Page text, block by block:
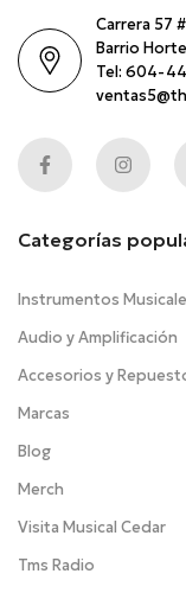
Carrera 57
Barrio
Tel: 604-
Categorías
Instrumentos
Audio y Amplificación
Accesorios y
Marcas
Blog
Merch
Visita Musical Cedar
Tms Radio